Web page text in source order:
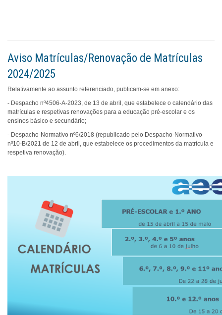
Aviso Matrículas/Renovação de Matrículas
2024/2025
Relativamente ao assunto referenciado, publicam-se em anexo:
- Despacho nº4506-A-2023, de 13 de abril, que estabelece o calendário das
matrículas e respetivas renovações para a educação pré-escolar e os
ensinos básico e secundário;
- Despacho-Normativo nº6/2018 (republicado pelo Despacho-Normativo
nº10-B/2021 de 12 de abril, que estabelece os procedimentos da matrícula e
respetiva renovação).